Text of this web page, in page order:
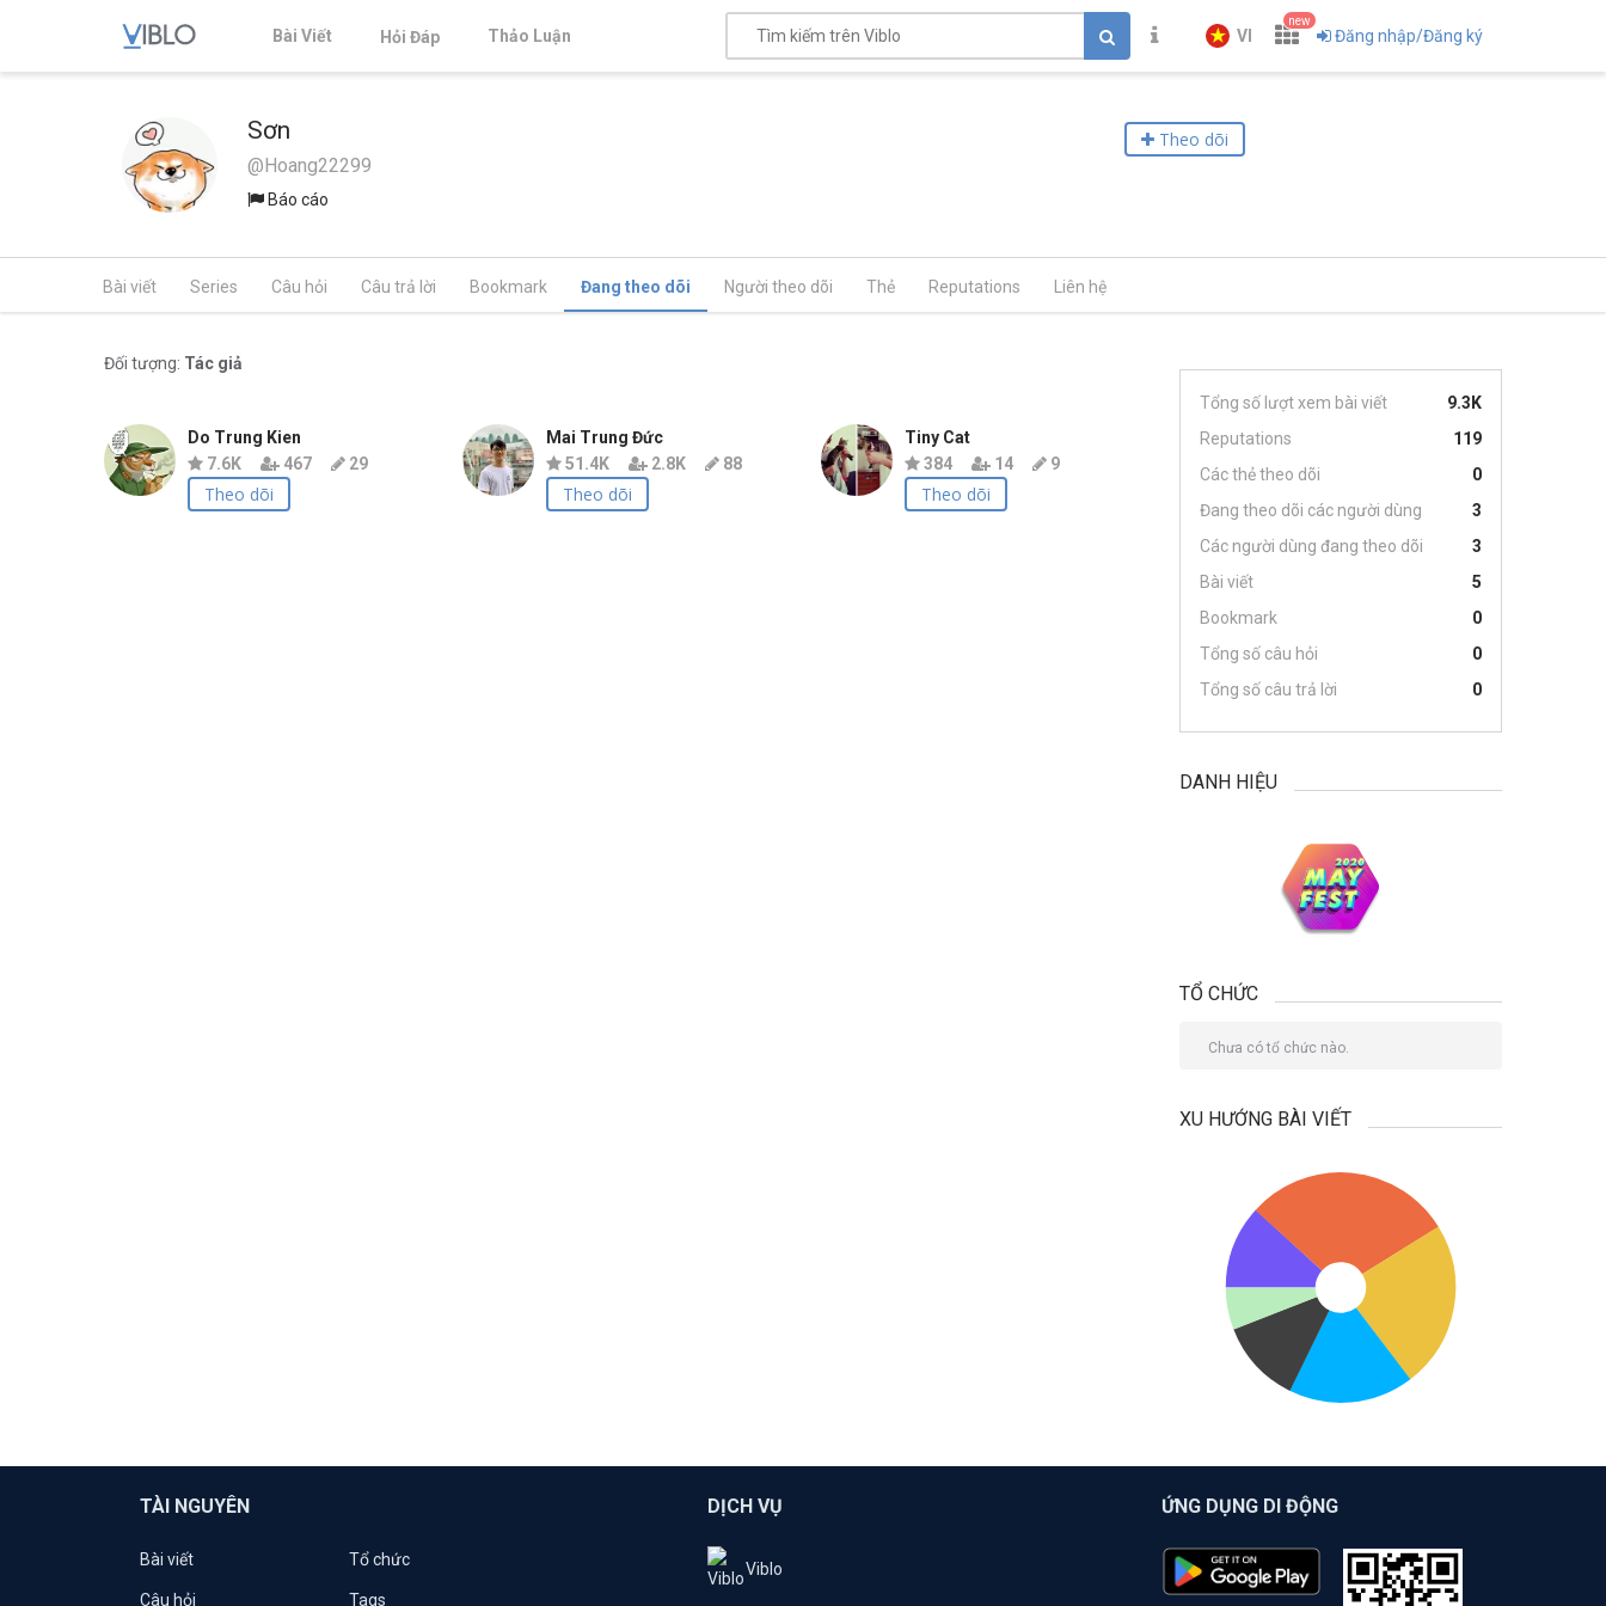
Bài Viết Hỏi Đáp Thảo Luận VI
new
Đăng nhập/Đăng ký
Sơn
@Hoang22299
Báo cáo
Theo dõi
Bài viết Series Câu hỏi Câu trả lời Bookmark Đang theo dõi Người theo dõi Thẻ Reputations Liên hệ
Đối tượng: Tác giả
Do Trung Kien
7.6K
467 29
Theo dõi
Mai Trung Đức
51.4K
2.8K 88
Theo dõi
Tiny Cat
384
14 9
Theo dõi
Tổng số lượt xem bài viết
9.3K
Reputations
119
Các thẻ theo dõi
0
Đang theo dõi các người dùng
3
Các người dùng đang theo dõi
3
Bài viết
5
Bookmark
0
Tổng số câu hỏi
0
Tổng số câu trả lời
0
DANH HIỆU
TỔ CHỨC
Chưa có tổ chức nào.
XU HƯỚNG BÀI VIẾT
TÀI NGUYÊN
Bài viết Tổ chức
Câu hỏi Tags
DỊCH VỤ
Viblo
ỨNG DỤNG DI ĐỘNG